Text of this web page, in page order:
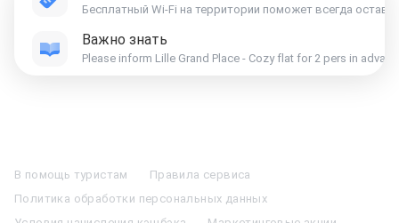
Бесплатный Wi-Fi на территории поможет всегда
Важно знать
Please inform Lille Grand Place - Cozy flat for 2 pers in
Отели в КазаниОтели в Нижнем Новгороде
Отель ПрезидентОтель Рэдиссон в СочиГостиница в Калининграде
Отель Гринвуд Отели в АдлереОтель Soluxe в Москве
В помощь туристам
Правила сервиса
Политика обработки персональных данных